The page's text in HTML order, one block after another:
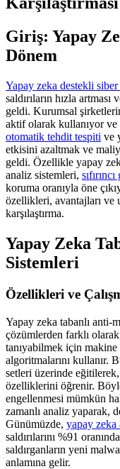
Giriş: Yapay
Dönem
Yapay zeka destekli
saldırıların hızla
geldi. Kurumsal
aktif olarak kullanıyor
otomatik tehdit tespiti ve
etkisini azaltmak ve
geldi. Özellikle yapay
analiz sistemleri,
koruma oranıyla öne
özellikleri, avantajları ve
karşılaştırma.
Yapay Zeka
Sistemleri
Özellikleri ve
Yapay zeka tabanlı anti-
çözümlerden farklı
tanıyabilmek için
algoritmalarını kullanır.
setleri üzerinde eğitilerek,
özelliklerini öğrenir.
engellenmesi mümkün
zamanlı analiz yaparak,
Günümüzde, yapay
saldırılarını %91
saldırganların yeni
anlamına gelir.